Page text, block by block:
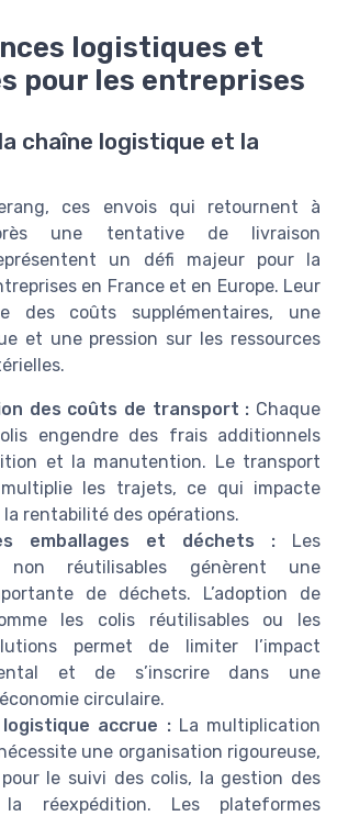
logistiques et
pour les entreprises
chaîne logistique et la
ces envois qui retournent à
une tentative de livraison
un défi majeur pour la
en France et en Europe. Leur
des coûts supplémentaires, une
et une pression sur les ressources
des coûts de transport : Chaque
engendre des frais additionnels
et la manutention. Le transport
multiplie les trajets, ce qui impacte
rentabilité des opérations.
emballages et déchets : Les
non réutilisables génèrent une
de déchets. L’adoption de
les colis réutilisables ou les
permet de limiter l’impact
et de s’inscrire dans une
circulaire.
logistique accrue :La multiplication
une organisation rigoureuse,
le suivi des colis, la gestion des
réexpédition. Les plateformes